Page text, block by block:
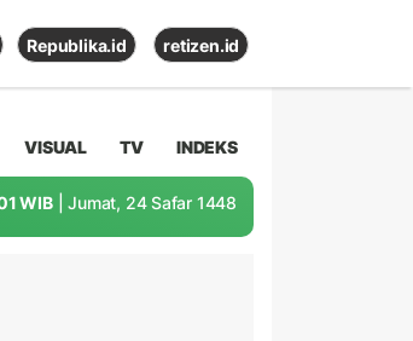
Republika.id retizen.id
VISUAL TV INDEKS
WIB | Jumat, 24 Safar 1448